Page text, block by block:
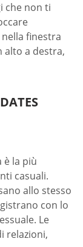
che non ti
finestra
alto a destra,
la più
casuali.
allo stesso
con lo
Le
relazioni,